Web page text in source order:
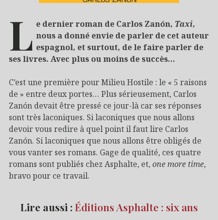
L e dernier roman de Carlos Zanón, Taxi,
nous a donné envie de parler de cet auteur
espagnol, et surtout, de le faire parler de
ses livres. Avec plus ou moins de succès…
C’est une première pour Milieu Hostile : le « 5 raisons
de » entre deux portes… Plus sérieusement, Carlos
Zanón devait être pressé ce jour-là car ses réponses
sont très laconiques. Si laconiques que nous allons
devoir vous redire à quel point il faut lire Carlos
Zanón. Si laconiques que nous allons être obligés de
vous vanter ses romans. Gage de qualité, ces quatre
romans sont publiés chez Asphalte, et, one more time,
bravo pour ce travail.
Lire aussi : Éditions Asphalte : six ans